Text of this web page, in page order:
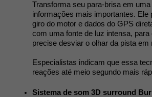
Transforma seu para-brisa em
informações mais importantes. Ele
giro do motor e dados do GPS
com uma fonte de luz intensa,
precise desviar o olhar da pista em
Especialistas indicam que essa
reações até meio segundo mais
Sistema de som 3D surround